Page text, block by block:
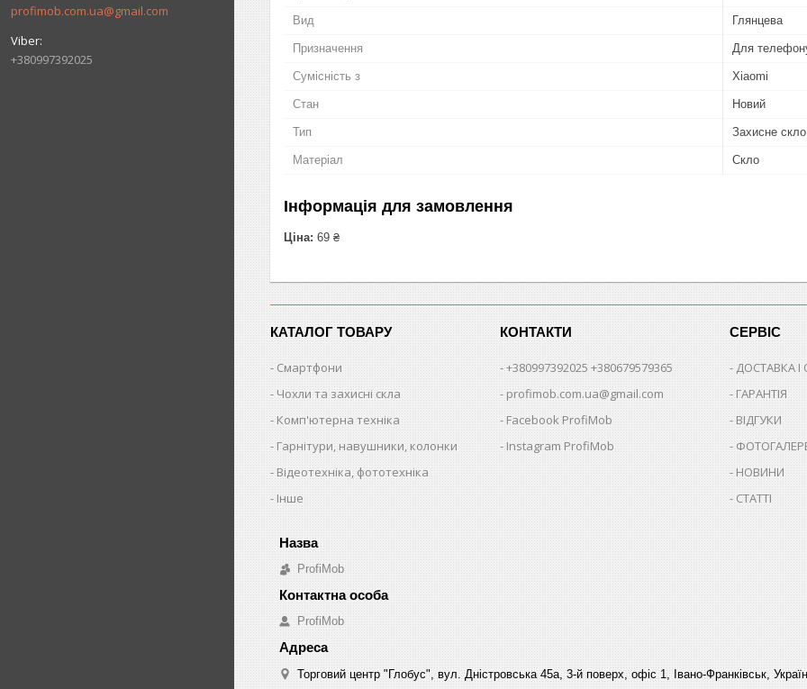
profimob.com.ua@gmail.com
+380997392025
Вид Глянцева
Призначення Для
Сумісність з Xiaomi
Стан Новий
Тип Захисне скло
Матеріал Скло
Інформація для замовлення
Ціна: 69 ₴
КАТАЛОГ ТОВАРУ
Смартфони
Чохли та захисні скла
Комп'ютерна техніка
Гарнітури, навушники, колонки
Відеотехніка, фототехніка
Інше
КОНТАКТИ
+380997392025 +380679579365
profimob.com.ua@gmail.com
Facebook ProfiMob
Instagram ProfiMob
СЕРВІС
ДОСТАВКА
ГАРАНТІЯ
ВІДГУКИ
НОВИНИ
СТАТТІ
ProfiMob
ProfiMob
Торговий центр "Глобус", вул. Дністровська 45а, 3-й поверх, офіс 1, Івано-Франківськ,